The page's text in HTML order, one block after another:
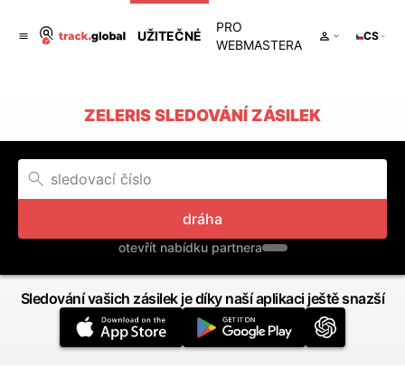
UŽITEČNÉ
PRO
WEBMASTERA
CS
ZELERIS SLEDOVÁNÍ ZÁSILEK
dráha
otevřít nabídku partnera
Sledování vašich zásilek je díky naší aplikaci ještě snazší